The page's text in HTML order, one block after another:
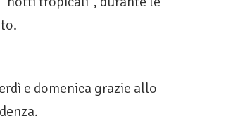
e domenica grazie allo